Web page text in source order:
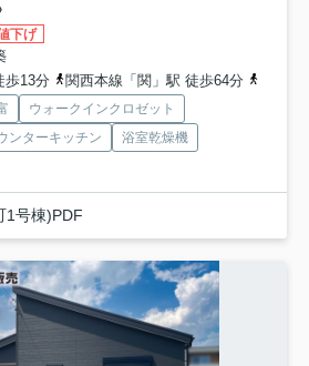
下げ
歩13分
関西本線「関」駅 徒歩64分
ウォークインクロゼット
ンターキッチン
浴室乾燥機
1号棟)PDF